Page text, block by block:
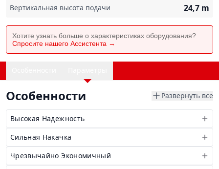
Вертикальная высота подачи 24,7 m
Хотите узнать больше о характеристиках оборудования?
Спросите нашего Ассистента →
Особенности Развернуть все
Высокая Надежность
Сильная Накачка
Чрезвычайно Экономичный